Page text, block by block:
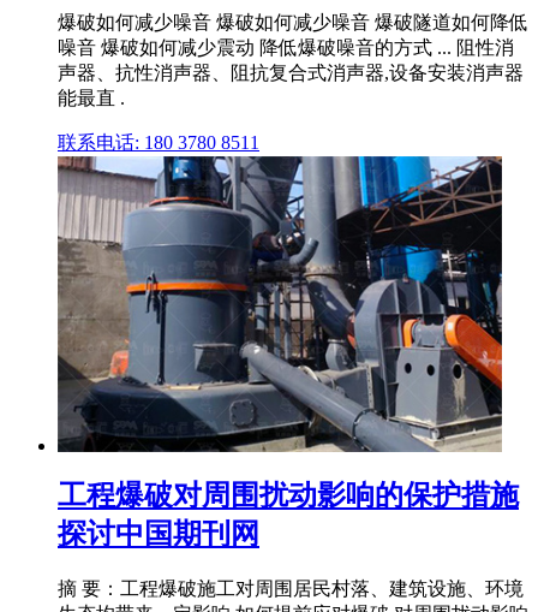
爆破如何减少噪音 爆破如何减少噪音 爆破隧道如何降低
噪音 爆破如何减少震动 降低爆破噪音的方式 ... 阻性消
声器、抗性消声器、阻抗复合式消声器,设备安装消声器
能最直 .
联系电话: 180 3780 8511
工程爆破对周围扰动影响的保护措施
探讨中国期刊网
摘 要：工程爆破施工对周围居民村落、建筑设施、环境